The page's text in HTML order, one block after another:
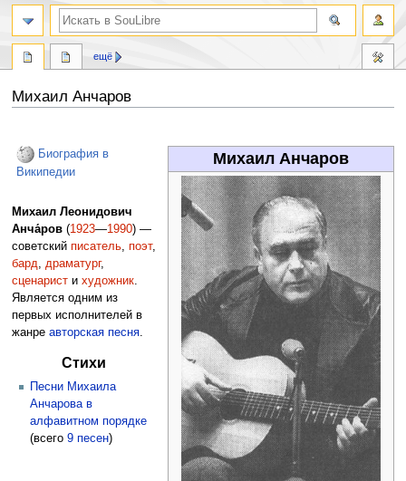
Михаил Анчаров
навигации
поиску
Михаил Анчаров
Биография в
Википедии
Михаил Леонидович
Анча́ров(1923—1990) —
советский писатель, поэт,
бард
драматург,
сценаристи художник.
Является одним из
первых исполнителей в
жанре авторская песня.
Стихи
Песни Михаила
Анчарова в
алфавитном порядке
(всего 9 песен)
ещё